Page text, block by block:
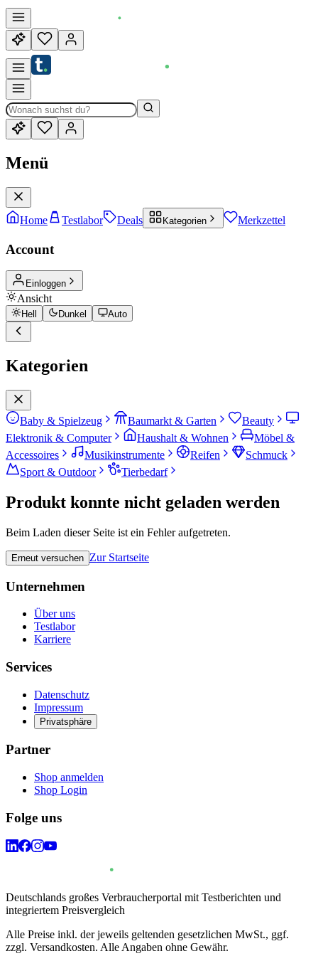
Menü
Home Testlabor Deals Kategorien Merkzettel
Account
Einloggen
Ansicht
Hell Dunkel Auto
Kategorien
Baby & Spielzeug Baumarkt & Garten
Beauty
Elektronik & Computer
Haushalt & Wohnen
Möbel &
Accessoires
Musikinstrumente Reifen
Schmuck
Sport & Outdoor
Tierbedarf
Produkt konnte nicht geladen werden
Beim Laden dieser Seite ist ein Fehler aufgetreten.
Erneut versuchen Zur Startseite
Unternehmen
Über uns
Testlabor
Karriere
Services
Datenschutz
Impressum
Privatsphäre
Partner
Shop anmelden
Shop Login
Folge uns
Deutschlands großes Verbraucherportal mit Testberichten und
integriertem Preisvergleich
Alle Preise inkl. der jeweils geltenden gesetzlichen MwSt., ggf.
zzgl. Versandkosten. Alle Angaben ohne Gewähr.